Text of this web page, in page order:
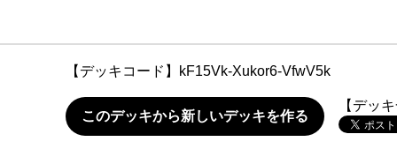
【デッキコード】 kF15Vk-Xukor6-VfwV5k
このデッキから新しいデッキを作る
【デッ